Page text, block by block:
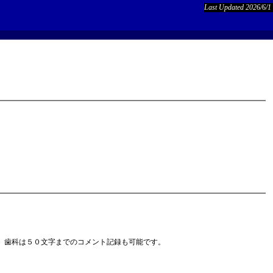
Last Updated 2026/6/1
科は５０文字までのコメント記録も可能です。